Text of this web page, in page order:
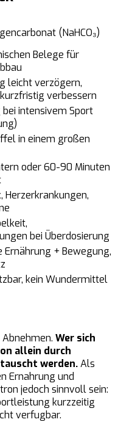
(NaHCO₃)
Belege für
leicht verzögern,
verbessern
intensivem Sport
in einem großen
oder 60-90 Minuten
Herzerkrankungen,
bei Überdosierung
+ Bewegung,
kein Wundermittel
Wer sich
allein durch
werden.Als
Ernahrung und
jedoch sinnvoll sein:
kurzzeitig
verfugbar.